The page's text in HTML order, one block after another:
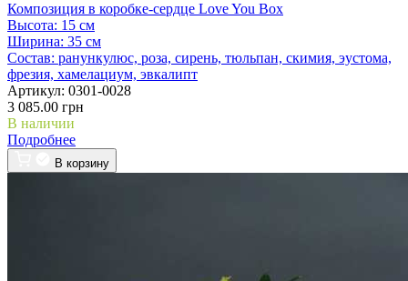
Композиция в коробке-сердце Love You Box
Высота: 15 см
Ширина: 35 см
Состав: ранункулюс, роза, сирень, тюльпан, скимия, эустома,
фрезия, хамелациум, эвкалипт
Артикул: 0301-0028
3 085.00 грн
В наличии
Подробнее
В корзину